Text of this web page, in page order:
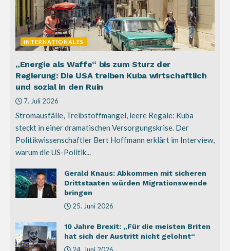
INTERNATIONALES
„Energie als Waffe“ bis zum Sturz der
Regierung: Die USA treiben Kuba wirtschaftlich
und sozial in den Ruin
7. Juli 2026
Stromausfälle, Treibstoffmangel, leere Regale: Kuba
steckt in einer dramatischen Versorgungskrise. Der
Politikwissenschaftler Bert Hoffmann erklärt im Interview,
warum die US-Politik...
Gerald Knaus: Abkommen mit sicheren
Drittstaaten würden Migrationswende
bringen
25. Juni 2026
10 Jahre Brexit: „Für die meisten Briten
hat sich der Austritt nicht gelohnt“